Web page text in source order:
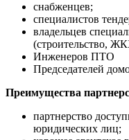
снабженцев;
специалистов
владельцев
(строительство,
Инженеров ПТО
Председателей
Преимущества
партнерство
юридических лиц;